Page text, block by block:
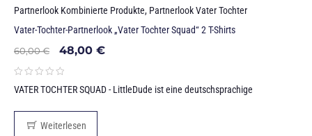
Partnerlook Kombinierte Produkte, Partnerlook Vater Tochter
Vater-Tochter-Partnerlook „Vater Tochter Squad“ 2 T-Shirts
60,00€ 48,00 €
VATER TOCHTER SQUAD - LittleDude ist eine deutschsprachige
Weiterlesen